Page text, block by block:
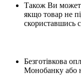
Також Ви
якщо товар не
скориставшись
Безготівкова
Монобанку або